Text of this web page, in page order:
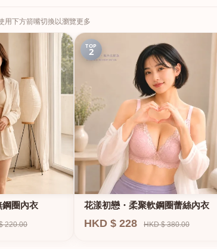
用下方箭嘴切換以瀏覽更多
鋼圈內衣
220.00
TOP
2
花漾初戀・柔聚軟鋼圈蕾絲內衣
HKD $ 228 HKD $ 380.00